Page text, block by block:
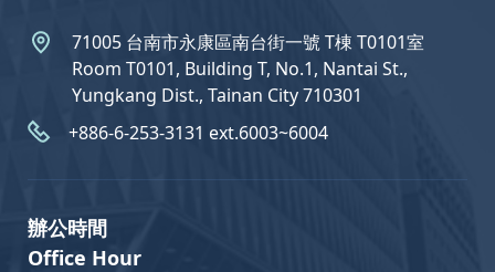
71005 台南市永康區南台街一號 T棟 T0101室
Room T0101, Building T, No.1, Nantai St.,
Yungkang Dist., Tainan City 710301
+886-6-253-3131 ext.6003~6004
辦公時間
Office Hour